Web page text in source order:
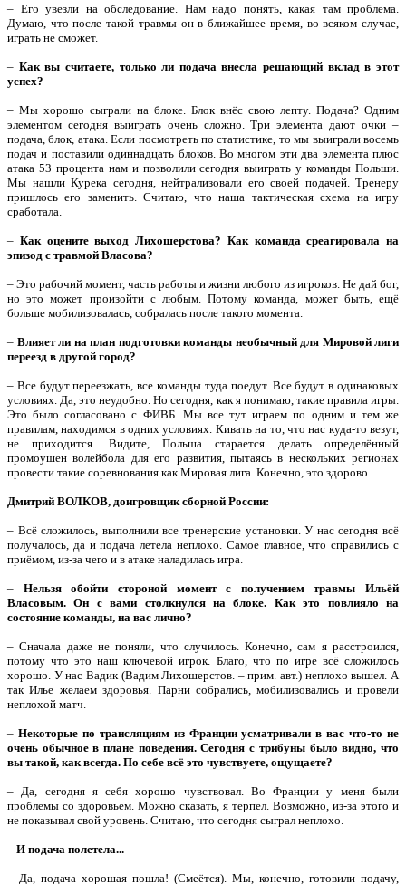
– Его увезли на обследование. Нам надо понять, какая там проблема.
Думаю, что после такой травмы он в ближайшее время, во всяком случае,
играть не сможет.
– Как вы считаете, только ли подача внесла решающий вклад в этот
успех?
– Мы хорошо сыграли на блоке. Блок внёс свою лепту. Подача? Одним
элементом сегодня выиграть очень сложно. Три элемента дают очки –
подача, блок, атака. Если посмотреть по статистике, то мы выиграли восемь
подач и поставили одиннадцать блоков. Во многом эти два элемента плюс
атака 53 процента нам и позволили сегодня выиграть у команды Польши.
Мы нашли Курека сегодня, нейтрализовали его своей подачей. Тренеру
пришлось его заменить. Считаю, что наша тактическая схема на игру
сработала.
– Как оцените выход Лихошерстова? Как команда среагировала на
эпизод с травмой Власова?
– Это рабочий момент, часть работы и жизни любого из игроков. Не дай бог,
но это может произойти с любым. Потому команда, может быть, ещё
больше мобилизовалась, собралась после такого момента.
– Влияет ли на план подготовки команды необычный для Мировой лиги
переезд в другой город?
– Все будут переезжать, все команды туда поедут. Все будут в одинаковых
условиях. Да, это неудобно. Но сегодня, как я понимаю, такие правила игры.
Это было согласовано с ФИВБ. Мы все тут играем по одним и тем же
правилам, находимся в одних условиях. Кивать на то, что нас куда-то везут,
не приходится. Видите, Польша старается делать определённый
промоушен волейбола для его развития, пытаясь в нескольких регионах
провести такие соревнования как Мировая лига. Конечно, это здорово.
Дмитрий ВОЛКОВ, доигровщик сборной России:
– Всё сложилось, выполнили все тренерские установки. У нас сегодня всё
получалось, да и подача летела неплохо. Самое главное, что справились с
приёмом, из-за чего и в атаке наладилась игра.
– Нельзя обойти стороной момент с получением травмы Ильёй
Власовым. Он с вами столкнулся на блоке. Как это повлияло на
состояние команды, на вас лично?
– Сначала даже не поняли, что случилось. Конечно, сам я расстроился,
потому что это наш ключевой игрок. Благо, что по игре всё сложилось
хорошо. У нас Вадик (Вадим Лихошерстов. – прим. авт.) неплохо вышел. А
так Илье желаем здоровья. Парни собрались, мобилизовались и провели
неплохой матч.
– Некоторые по трансляциям из Франции усматривали в вас что-то не
очень обычное в плане поведения. Сегодня с трибуны было видно, что
вы такой, как всегда. По себе всё это чувствуете, ощущаете?
– Да, сегодня я себя хорошо чувствовал. Во Франции у меня были
проблемы со здоровьем. Можно сказать, я терпел. Возможно, из-за этого и
не показывал свой уровень. Считаю, что сегодня сыграл неплохо.
– И подача полетела...
– Да, подача хорошая пошла! (Смеётся). Мы, конечно, готовили подачу,